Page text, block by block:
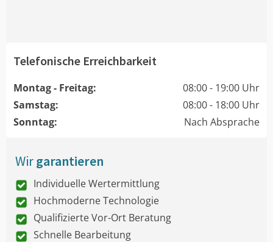
Telefonische Erreichbarkeit
Montag - Freitag:
08:00 - 19:00 Uhr
Samstag:
08:00 - 18:00 Uhr
Sonntag:
Nach Absprache
Wirgarantieren
Individuelle Wertermittlung
Hochmoderne Technologie
Qualifizierte Vor-Ort Beratung
Schnelle Bearbeitung